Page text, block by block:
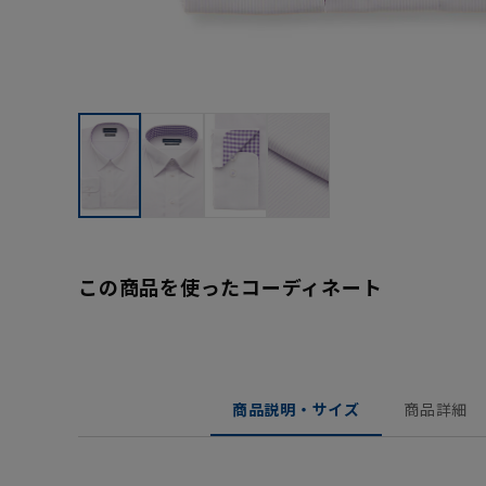
この商品を使ったコーディネート
商品説明・サイズ 商品詳細